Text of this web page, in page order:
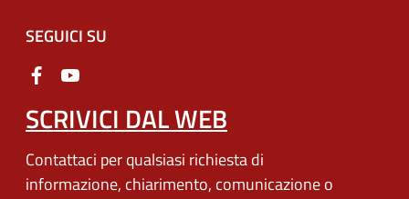
SEGUICI SU
SCRIVICI DAL WEB
Contattaci per qualsiasi richiesta di
informazione, chiarimento, comunicazione o